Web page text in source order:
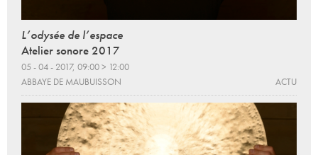
L’odysée de l’espace
Atelier sonore 2017
05 - 04 - 2017, 09:00 > 12:00
ABBAYE DE MAUBUISSON
ACTU